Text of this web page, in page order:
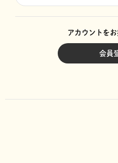
アカウントを
会員